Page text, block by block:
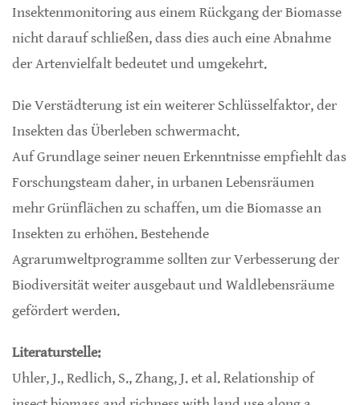
Insektenmonitoring aus einem Rückgang der Biomasse
nicht darauf schließen, dass dies auch eine Abnahme
der Artenvielfalt bedeutet und umgekehrt.
Die Verstädterung ist ein weiterer Schlüsselfaktor, der
Insekten das Überleben schwermacht.
Auf Grundlage seiner neuen Erkenntnisse empfiehlt das
Forschungsteam daher, in urbanen Lebensräumen
mehr Grünflächen zu schaffen, um die Biomasse an
Insekten zu erhöhen. Bestehende
Agrarumweltprogramme sollten zur Verbesserung der
Biodiversität weiter ausgebaut und Waldlebensräume
gefördert werden.
Literaturstelle:
Uhler, J., Redlich, S., Zhang, J. et al. Relationship of